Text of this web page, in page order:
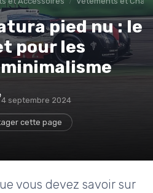
pied nu : le
pour les
4 septembre 2024
cette page
vous devez savoir sur